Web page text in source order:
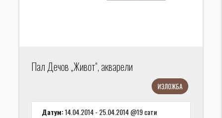
Пал Дечов „Живот“, акварели
ИЗЛОЖБА
Датум:14.04.2014 - 25.04.2014 @19 сати